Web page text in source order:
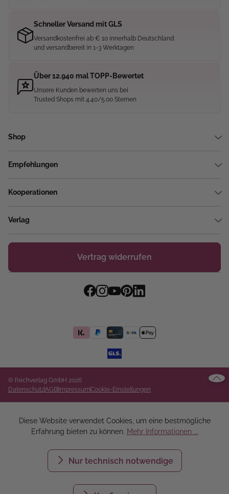
Schneller Versand mit GLS
Versandkostenfrei ab € 10 innerhalb Deutschland
und versandbereit in 1-3 Werktagen
Über 12.940 mal TOPP-Bewertet
Unsere Kunden bewerten uns bei
Trusted Shops mit 4.40/5.00 Sternen
Shop
Empfehlungen
Kooperationen
Verlag
Vertrag widerrufen
© frechverlag GmbH 2026
DatenschutzAGBImpressumCookie-Einstellungen
Diese Website verwendet Cookies, um eine bestmögliche
Erfahrung bieten zu können. Mehr Informationen ...
Nur technisch notwendige